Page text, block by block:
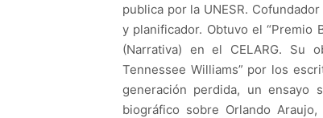
publica por la UNESR.
y planificador. Obtuvo el “Premio
(Narrativa) en el CELARG. Su
Tennessee Williams” por los
generación perdida, un ensayo
biográfico sobre Orlando